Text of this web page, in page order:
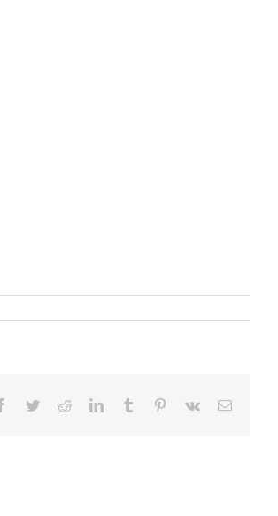
Facebook
TwitterRedditLinkedInTumblr Pinterest
Vk
Correo